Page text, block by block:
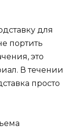
для
портить
это
В течении
просто